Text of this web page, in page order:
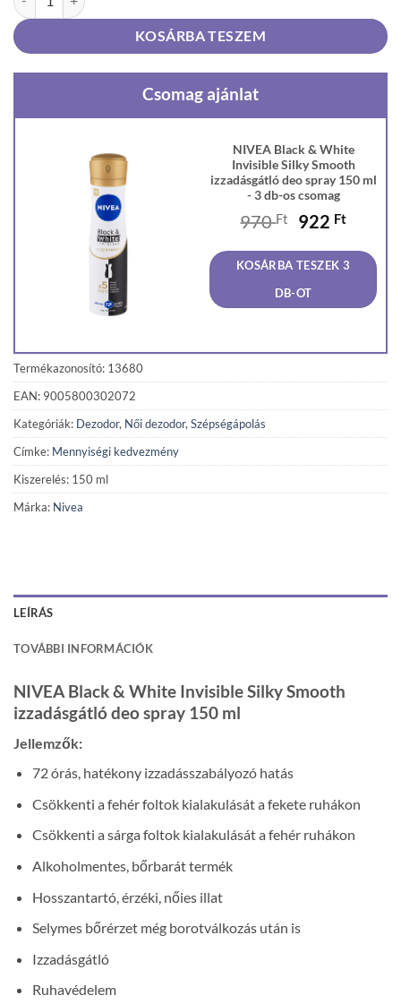
KOSÁRBA TESZEM
Csomag ajánlat
NIVEA Black & White
Invisible Silky Smooth
izzadásgátló deo spray 150 ml
- 3 db-os csomag
970Ft
Original
was:
970 Ft.
922 Ft
is:
922
KOSÁRBA TESZEK 3
DB-OT
Termékazonosító: 13680
EAN: 9005800302072
Kategóriák: Dezodor, Női dezodor, Szépségápolás
Címke: Mennyiségi kedvezmény
Kiszerelés: 150 ml
Márka: Nivea
LEÍRÁS
TOVÁBBI INFORMÁCIÓK
NIVEA Black & White Invisible Silky Smooth
izzadásgátló deo spray 150 ml
Jellemzők:
72 órás, hatékony izzadásszabályozó hatás
Csökkenti a fehér foltok kialakulását a fekete ruhákon
Csökkenti a sárga foltok kialakulását a fehér ruhákon
Alkoholmentes, bőrbarát termék
Hosszantartó, érzéki, nőies illat
Selymes bőrérzet még borotválkozás után is
Izzadásgátló
Ruhavédelem